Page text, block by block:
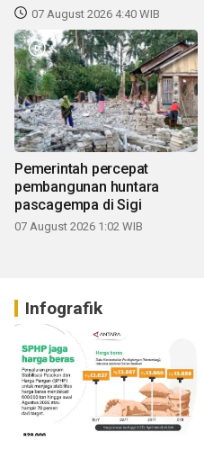
07 August 2026 4:40 WIB
Pemerintah percepat
pembangunan huntara
pascagempa di Sigi
07 August 2026 1:02 WIB
Infografik